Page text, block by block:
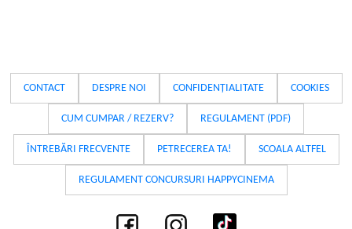
CONTACT DESPRE NOI CONFIDENȚIALITATE COOKIES
CUM CUMPAR / REZERV? REGULAMENT (PDF)
ÎNTREBĂRI FRECVENTE PETRECEREA TA! SCOALA ALTFEL
REGULAMENT CONCURSURI HAPPYCINEMA